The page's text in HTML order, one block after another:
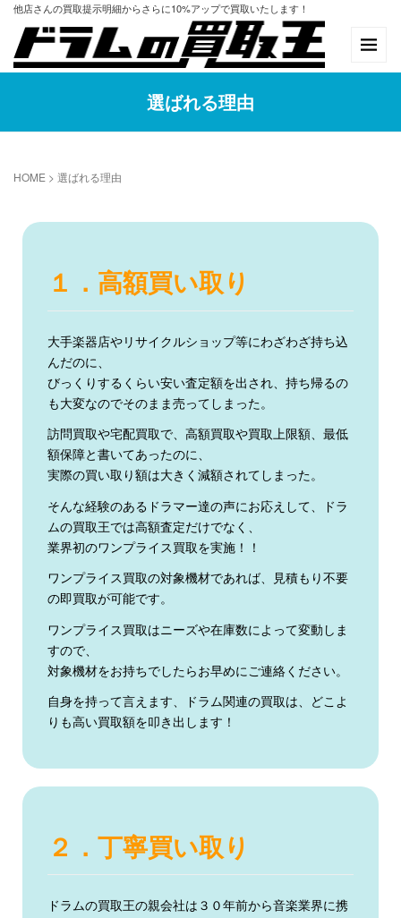
他店さんの買取提示明細からさらに10%アップで買取いたします！
選ばれる理由
HOME > 選ばれる理由
１．高額買い取り
大手楽器店やリサイクルショップ等にわざわざ持ち込
んだのに、
びっくりするくらい安い査定額を出され、持ち帰るの
も大変なのでそのまま売ってしまった。
訪問買取や宅配買取で、高額買取や買取上限額、最低
額保障と書いてあったのに、
実際の買い取り額は大きく減額されてしまった。
そんな経験のあるドラマー達の声にお応えして、ドラ
ムの買取王では高額査定だけでなく、
業界初のワンプライス買取を実施！！
ワンプライス買取の対象機材であれば、見積もり不要
の即買取が可能です。
ワンプライス買取はニーズや在庫数によって変動しま
すので、
対象機材をお持ちでしたらお早めにご連絡ください。
自身を持って言えます、ドラム関連の買取は、どこよ
りも高い買取額を叩き出します！
２．丁寧買い取り
ドラムの買取王の親会社は３０年前から音楽業界に携